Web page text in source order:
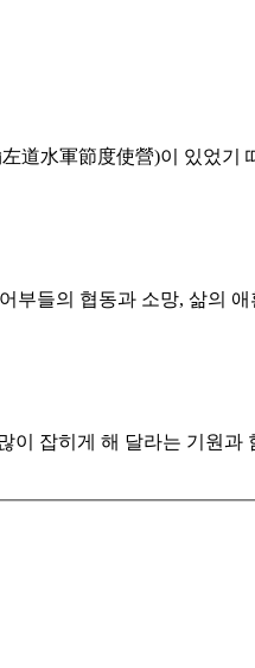
水軍節度使營)이 있었기
들의 협동과 소망, 삶의
잡히게 해 달라는 기원과